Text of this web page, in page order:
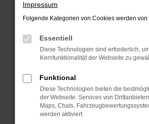
Laden andere Webseiten, zum
Suchmaschine?
Prüfe deine
Manche Erweiterungen, wie
können das Laden bestimmter
anderen Browser oder in einem
Fenster?
Starte dein Gerät neu.
Das kann manchmal helfen,
Impressum
Folgende Kategorien von Cookies werden
Essentiell
Diese Technologien sind erforderlich,
Kernfunktionalität der Webseite zu
Funktional
Diese Technologien bieten die
der Webseite. Services von
Maps, Chats,
werden aktiviert.